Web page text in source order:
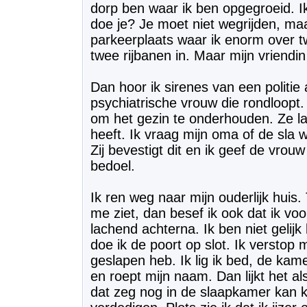
dorp ben waar ik ben opgegroeid.
doe je? Je moet niet wegrijden,
parkeerplaats waar ik enorm over
twee rijbanen in. Maar mijn
Dan hoor ik sirenes van een
psychiatrische vrouw die
om het gezin te onderhouden. Ze
heeft. Ik vraag mijn oma of de sla
Zij bevestigt dit en ik geef de
bedoel.
Ik ren weg naar mijn ouderlijk
me ziet, dan besef ik ook dat ik
lachend achterna. Ik ben niet
doe ik de poort op slot. Ik verstop
geslapen heb. Ik lig ik bed, de
en roept mijn naam. Dan lijkt het
dat zeg nog in de slaapkamer kan